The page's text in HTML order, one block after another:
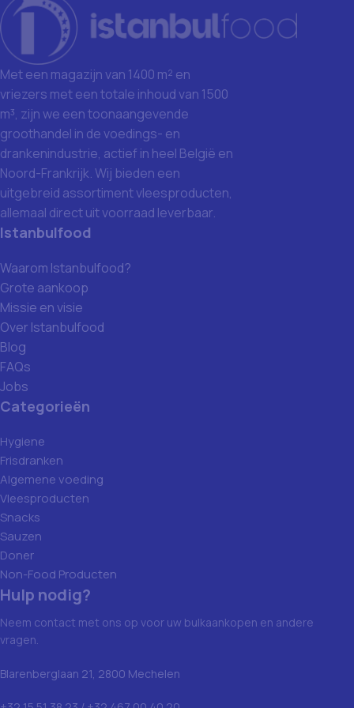
Met een magazijn van 1400 m² en
vriezers met een totale inhoud van 1500
m³, zijn we een toonaangevende
groothandel in de voedings- en
drankenindustrie, actief in heel België en
Noord-Frankrijk. Wij bieden een
uitgebreid assortiment vleesproducten,
allemaal direct uit voorraad leverbaar.
Istanbulfood
Waarom Istanbulfood?
Grote aankoop
Missie en visie
Over Istanbulfood
Blog
FAQs
Jobs
Categorieën
Hygiene
Frisdranken
Algemene voeding
Vleesproducten
Snacks
Sauzen
Doner
Non-Food Producten
Hulp nodig?
Neem contact met ons op voor uw bulkaankopen en andere
vragen.
Blarenberglaan 21, 2800 Mechelen